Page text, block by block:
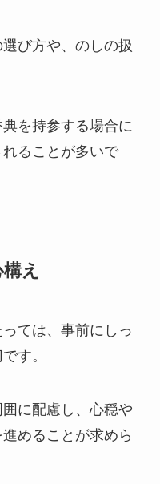
び方や、のしの扱
を持参する場合に
ることが多いで
え
ては、事前にしっ
す。
に配慮し、心穏や
めることが求めら